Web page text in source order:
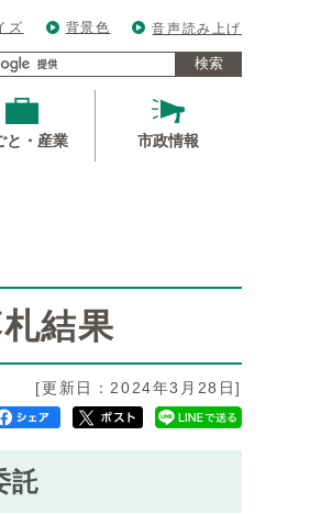
ズ 背景色 音声読み上げ
検索
と・産業 市政情報
結果
[更新日：2024年3月28日]
託